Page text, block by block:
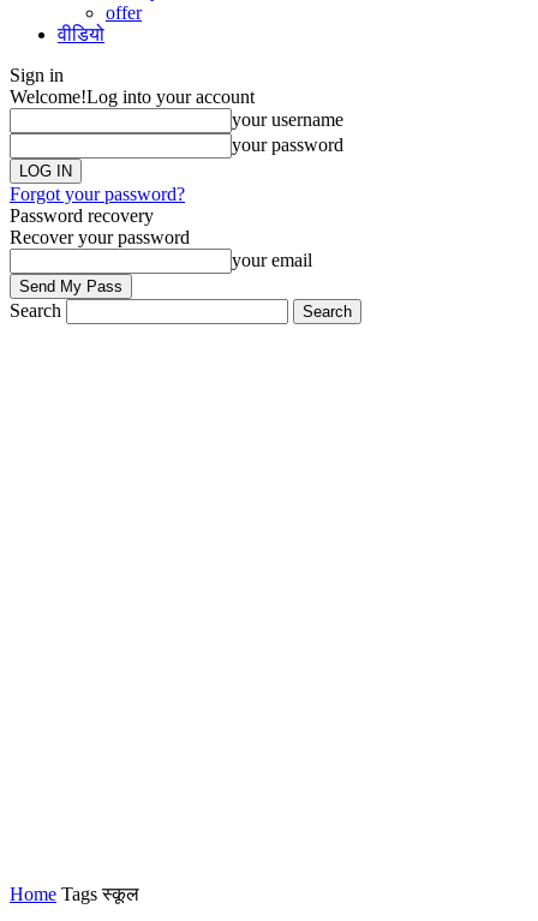
offer
वीडियो
Sign in
Welcome!Log into your account
your username
your password
Forgot your password?
Password recovery
Recover your password
your email
Search
Home Tags स्कूल